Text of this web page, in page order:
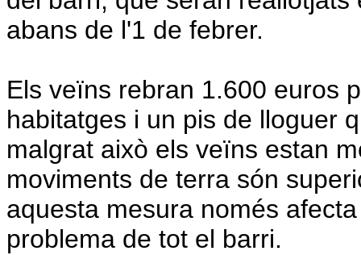
abans de l'1 de febrer.
Els veïns rebran 1.600 euros
habitatges i un pis de lloguer
malgrat això els veïns estan
moviments de terra són
aquesta mesura només
problema de tot el barri.